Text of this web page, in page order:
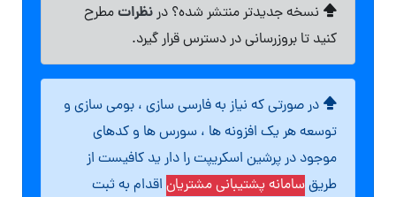
نسخه جدیدتر منتشر شده؟ درنظراتمطرح
کنید تا بروزرسانی در دسترس قرار گیرد.
در صورتی که نیاز به فارسی سازی ، بومی سازی و
توسعه هر یک افزونه ها ، سورس ها و کدهای
موجود در پرشین اسکریپت را دار ید کافیست از
طریقسامانه پشتیبانی مشتریان اقدام به ثبت